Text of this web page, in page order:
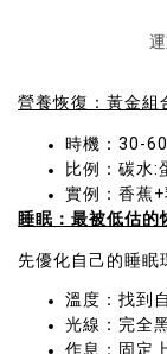
營養恢復：黃金組
時機：30-
比例：碳水:
實例：香蕉
睡眠：最被低估的
先優化自己的睡眠
溫度：找到
光線：完全
作息：固定